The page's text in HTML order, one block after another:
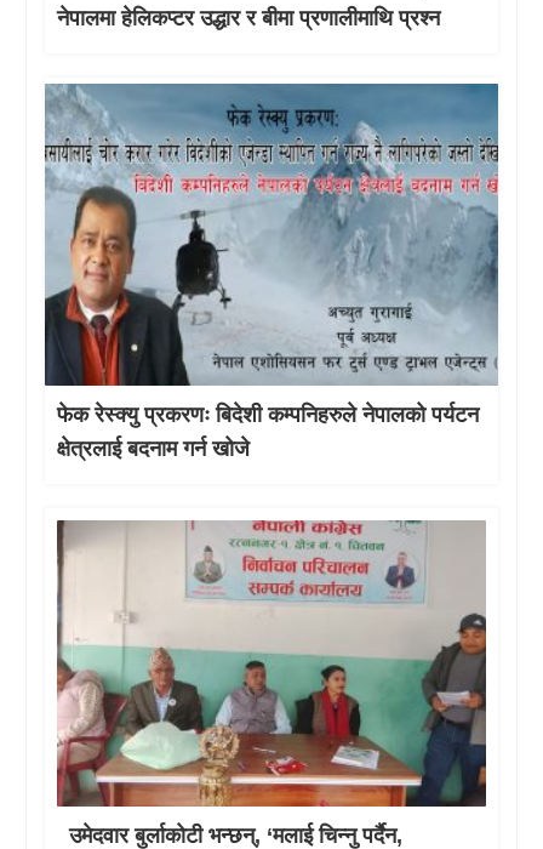
नेपालमा हेलिकप्टर उद्धार र बीमा प्रणालीमाथि प्रश्न
फेक रेस्क्यु प्रकरणः बिदेशी कम्पनिहरुले नेपालको पर्यटन
क्षेत्रलाई बदनाम गर्न खोजे
उमेदवार बुर्लाकोटी भन्छन्, ‘मलाई चिन्नु पर्दैन,